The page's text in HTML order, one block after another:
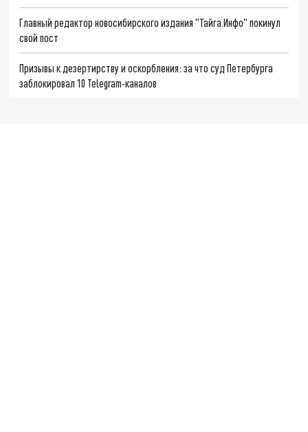
Главный редактор новосибирского издания "Тайга.Инфо" покинул
свой пост
Призывы к дезертирству и оскорбления: за что суд Петербурга
заблокировал 10 Telegram-каналов